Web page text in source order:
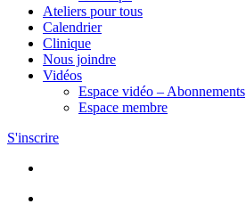
Ateliers pour tous
Calendrier
Clinique
Nous joindre
Vidéos
Espace vidéo – Abonnements
Espace membre
S'inscrire